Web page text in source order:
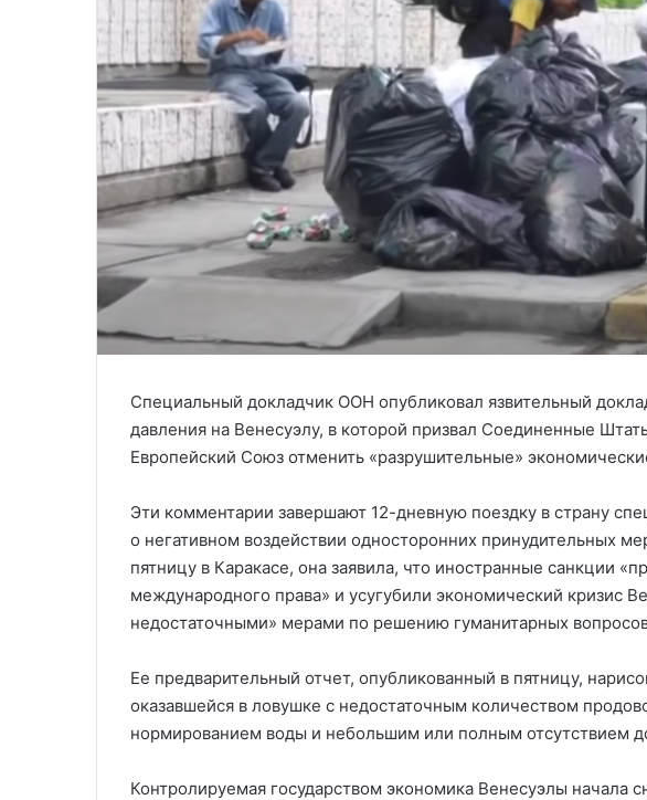
Специальный докладчик ООН опубликовал язвительный
давления на Венесуэлу, в которой призвал Соединенные
Европейский Союз отменить «разрушительные»
Эти комментарии завершают 12-дневную поездку в страну
о негативном воздействии односторонних принудительных
пятницу в Каракасе, она заявила, что иностранные санкции
международного права» и усугубили экономический кризис
недостаточными» мерами по решению гуманитарных
Ее предварительный отчет, опубликованный в пятницу,
оказавшейся в ловушке с недостаточным количеством
нормированием воды и небольшим или полным отсутствием
Контролируемая государством экономика Венесуэлы начала